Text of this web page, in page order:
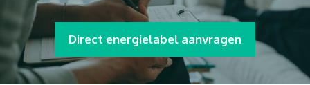
Direct energielabel aanvragen